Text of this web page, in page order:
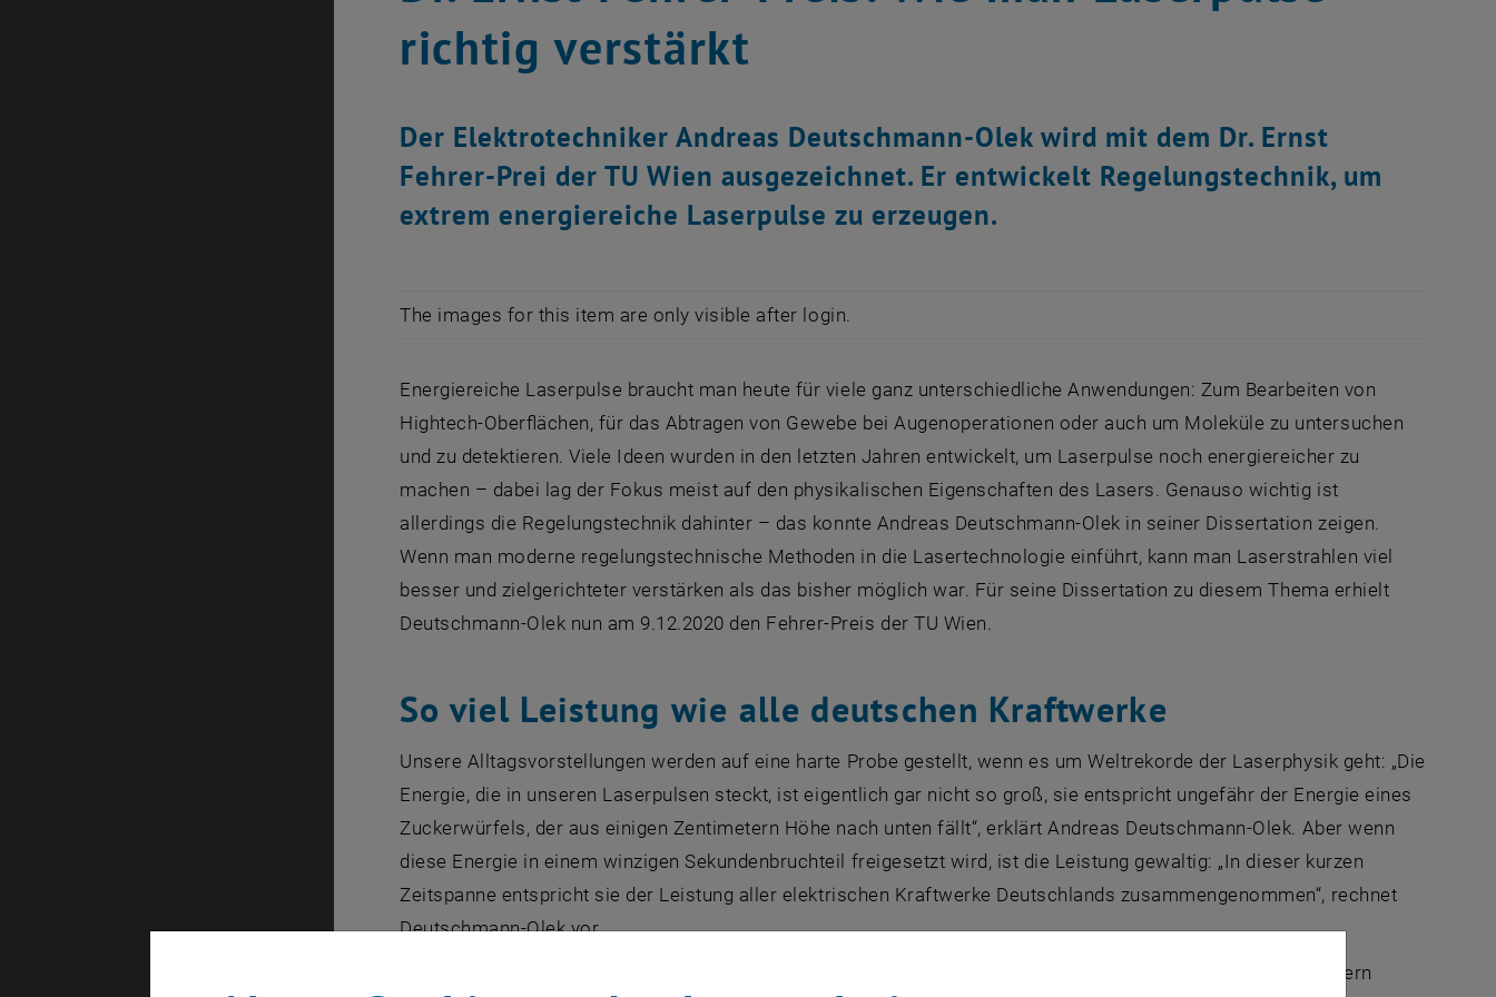
richtig verstärkt
Der Elektrotechniker Andreas Deutschmann-Olek wird mit dem Dr. Ernst
Fehrer-Prei der TU Wien ausgezeichnet. Er entwickelt Regelungstechnik, um
extrem energiereiche Laserpulse zu erzeugen.
The images for this item are only visible after login.
Energiereiche Laserpulse braucht man heute für viele ganz unterschiedliche Anwendungen: Zum Bearbeiten von
Hightech-Oberflächen, für das Abtragen von Gewebe bei Augenoperationen oder auch um Moleküle zu untersuchen
und zu detektieren. Viele Ideen wurden in den letzten Jahren entwickelt, um Laserpulse noch energiereicher zu
machen – dabei lag der Fokus meist auf den physikalischen Eigenschaften des Lasers. Genauso wichtig ist
allerdings die Regelungstechnik dahinter – das konnte Andreas Deutschmann-Olek in seiner Dissertation zeigen.
Wenn man moderne regelungstechnische Methoden in die Lasertechnologie einführt, kann man Laserstrahlen viel
besser und zielgerichteter verstärken als das bisher möglich war. Für seine Dissertation zu diesem Thema erhielt
Deutschmann-Olek nun am 9.12.2020 den Fehrer-Preis der TU Wien.
So viel Leistung wie alle deutschen Kraftwerke
Unsere Alltagsvorstellungen werden auf eine harte Probe gestellt, wenn es um Weltrekorde der Laserphysik geht: „Die
Energie, die in unseren Laserpulsen steckt, ist eigentlich gar nicht so groß, sie entspricht ungefähr der Energie eines
Zuckerwürfels, der aus einigen Zentimetern Höhe nach unten fällt“, erklärt Andreas Deutschmann-Olek. Aber wenn
diese Energie in einem winzigen Sekundenbruchteil freigesetzt wird, ist die Leistung gewaltig: „In dieser kurzen
Zeitspanne entspricht sie der Leistung aller elektrischen Kraftwerke Deutschlands zusammengenommen“, rechnet
Deutschmann-Olek vor.
Das verursacht Probleme: Das Material des Lasers hält die hohe Energiedichte nicht aus. Wenn man verhindern